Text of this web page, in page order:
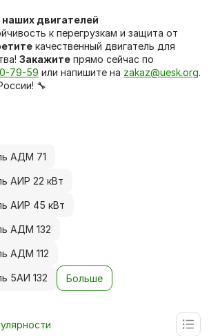
двигателей
к перегрузкам и защита от
качественный двигатель для
Закажите прямо сейчас по
79-59 или напишите на zakaz@uesk.org.
🔧
АДМ 71
АИР 22 кВт
АИР 45 кВт
АДМ 132
АДМ 112
5АИ 132 Больше